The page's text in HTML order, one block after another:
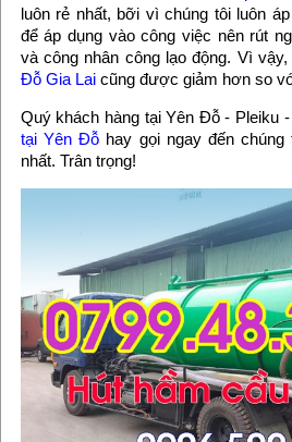
luôn rẻ nhất, bỡi vì chúng tôi luôn
để áp dụng vào công việc nên rút
và công nhân công lạo động. Vì vậy,
Đỗ Gia Laicũng được giảm hơn so
Quý khách hàng tại Yên Đỗ - Pleiku
tại Yên Đỗ hay gọi ngay đến
nhất. Trân trọng!